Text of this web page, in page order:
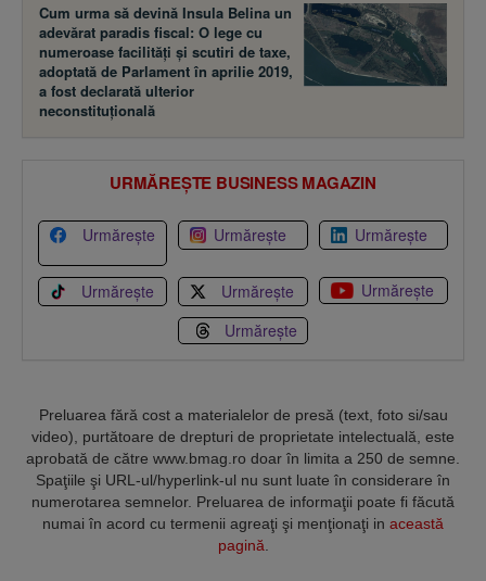
Cum urma să devină Insula Belina un
adevărat paradis fiscal: O lege cu
numeroase facilităţi şi scutiri de taxe,
adoptată de Parlament în aprilie 2019,
a fost declarată ulterior
neconstituţională
URMĂREȘTE BUSINESS MAGAZIN
Urmărește Urmărește Urmărește
Urmărește Urmărește
Urmărește
Urmărește
Preluarea fără cost a materialelor de presă (text, foto si/sau
video), purtătoare de drepturi de proprietate intelectuală, este
aprobată de către www.bmag.ro doar în limita a 250 de semne.
Spaţiile şi URL-ul/hyperlink-ul nu sunt luate în considerare în
numerotarea semnelor. Preluarea de informaţii poate fi făcută
numai în acord cu termenii agreaţi şi menţionaţi in această
pagină